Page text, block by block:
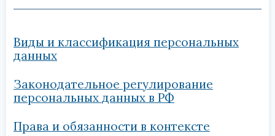
Виды и классификация персональных
данных
Законодательное регулирование
персональных данных в РФ
Права и обязанности в контексте